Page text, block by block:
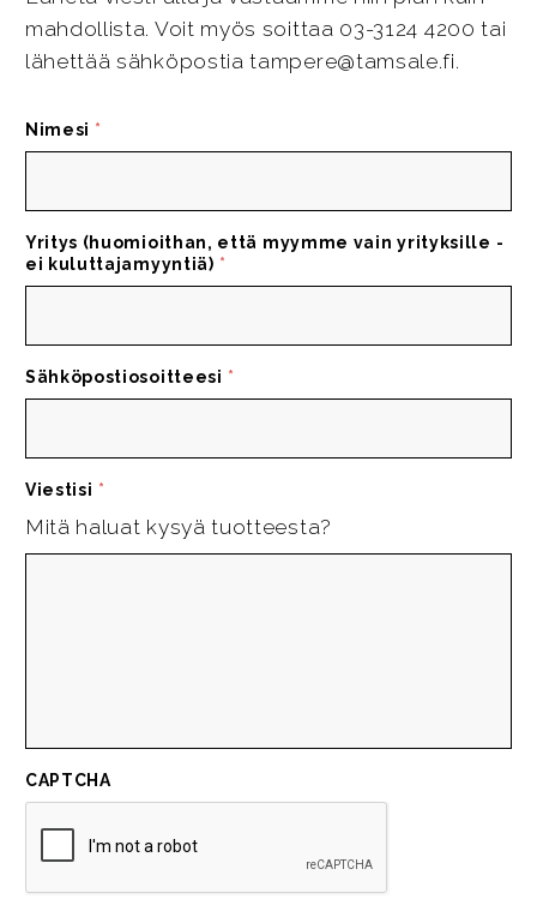
mahdollista. Voit myös soittaa 03-3124 4200 tai
lähettää sähköpostia tampere@tamsale.fi.
Nimesi *
Yritys (huomioithan, että myymme vain yrityksille -
ei kuluttajamyyntiä) *
Sähköpostiosoitteesi *
Viestisi *
Mitä haluat kysyä tuotteesta?
CAPTCHA